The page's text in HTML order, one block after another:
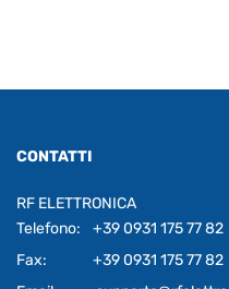
CONTATTI
RF ELETTRONICA
Telefono:
+39 0931 175 77 82
Fax:
+39 0931 175 77 82